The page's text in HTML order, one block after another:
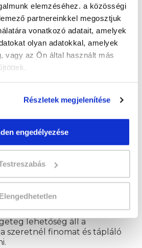
elemzéséhez. a közösségi
partnereinkkel megosztjuk
vonatkozó adatait, amelyek
olyan adatokkal, amelyek
vagy az Ön által használt más
Részletek megjelenítése
engedélyezése
Elengedhetetlen
étrendre,
Az
hozzájárul a
kibocsátás 65%-hoz, a
hoz és a szén-dioxid-
A vegán étrend, sokkal kisebb
ezáltal csökkenteni
sokkal kisebb az
és vacsora
vegánként sokkal
arra, hogy jókat egyél,
lehetőség áll a
szeretnél finomat és tápláló